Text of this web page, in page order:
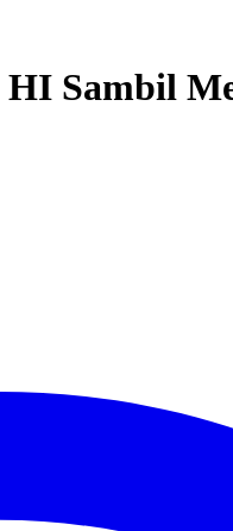
Sambil